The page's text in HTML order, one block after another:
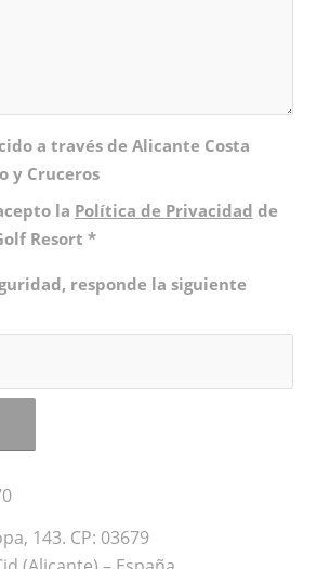
a través de Alicante Costa
y Cruceros
la Política de Privacidad de
Resort *
responde la siguiente
143. CP: 03679